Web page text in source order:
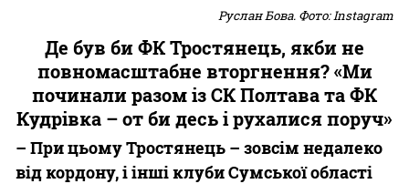
Руслан Бова. Фото: Instagram
Де був би ФК Тростянець, якби не
повномасштабне вторгнення? «Ми
починали разом із СК Полтава та ФК
Кудрівка – от би десь і рухалися поруч»
– При цьому Тростянець – зовсім недалеко
від кордону, і інші клуби Сумської області